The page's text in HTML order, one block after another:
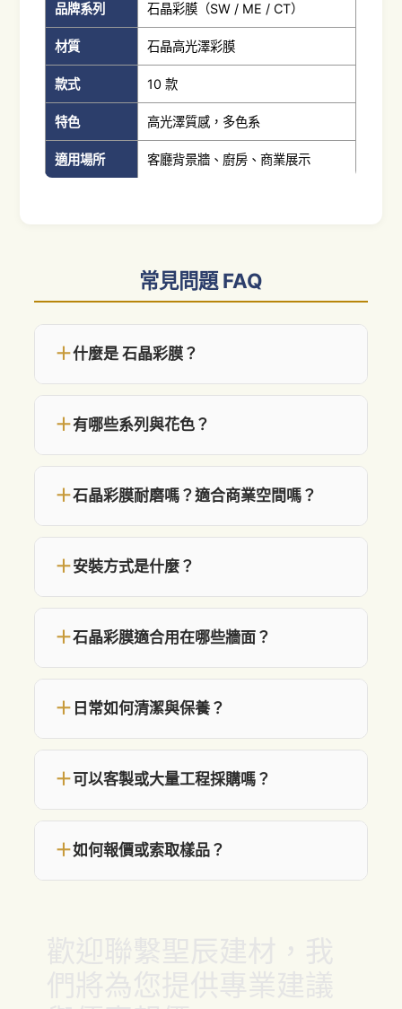
品牌系列 石晶彩膜（SW / ME / CT）
材質 石晶高光澤彩膜
款式 10 款
特色 高光澤質感，多色系
適用場所 客廳背景牆、廚房、商業展示
常見問題 FAQ
＋什麼是 石晶彩膜？
＋有哪些系列與花色？
＋石晶彩膜耐磨嗎？適合商業空間嗎？
＋安裝方式是什麼？
＋石晶彩膜適合用在哪些牆面？
＋ 日常如何清潔與保養？
＋可以客製或大量工程採購嗎？
＋如何報價或索取樣品？